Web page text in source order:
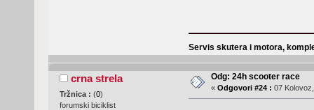
Servis skutera i motora,
crna strela
Tržnica : (0)
forumski biciklist
Odg: 24h scooter race
« Odgovori #24 : 07